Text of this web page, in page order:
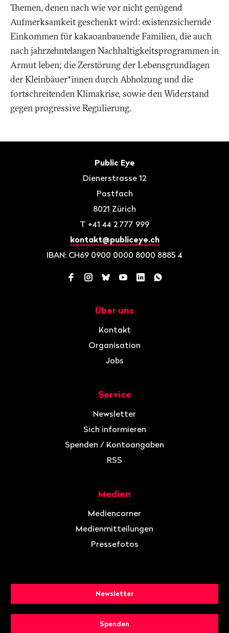
Themen, denen nach wie vor nicht genügend
Aufmerksamkeit geschenkt wird: existenzsichernde
Einkommen für kakaoanbauende Familien, die auch
nach jahrzehntelangen Nachhaltigkeitsprogrammen in
Armut leben; die Zerstörung der Lebensgrundlagen
der Kleinbäuer*innen durch Abholzung und die
fortschreitenden Klimakrise, sowie den Widerstand
gegen progressive Regulierung.
Public Eye
Dienerstrasse 12
Postfach
8021 Zürich
T +41 44 2 777 999
kontakt@publiceye.ch
IBAN: CH69 0900 0000 8000 8885 4
Facebook
Instagram
BlueskyYouTube
LinkedInWhatsApp
Über uns
Kontakt
Organisation
Jobs
Service
Newsletter
Sich informieren
Spenden / Kontoangaben
RSS
Medien
Mediencorner
Medienmitteilungen
Pressefotos
Newsletter
Spenden